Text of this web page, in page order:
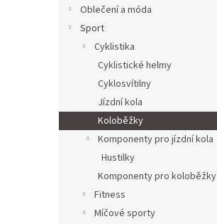
Oblečení a móda
Sport
Cyklistika
Cyklistické helmy
Cyklosvítilny
Jízdní kola
Koloběžky
Komponenty pro jízdní kola
Hustilky
Komponenty pro koloběžky
Fitness
Míčové sporty